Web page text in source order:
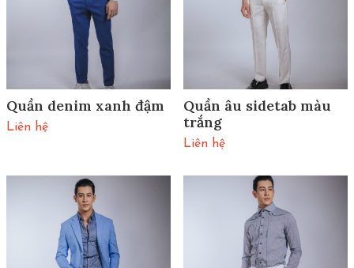
Quần denim xanh đậm
Liên hệ
Quần âu sidetab màu
trắng
Liên hệ